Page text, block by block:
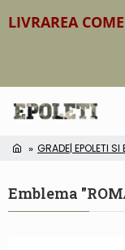
LIVRAREA
GRADE| EPOLETI SI
Emblema